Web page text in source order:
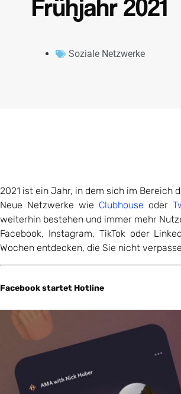
Frühjahr 2021
Soziale Netzwerke
2021 ist ein Jahr, in dem sich im Bereich
Neue Netzwerke wie Clubhouse oder
weiterhin bestehen und immer mehr
Facebook, Instagram, TikTok oder
Wochen entdecken, die Sie nicht
Facebook startet Hotline